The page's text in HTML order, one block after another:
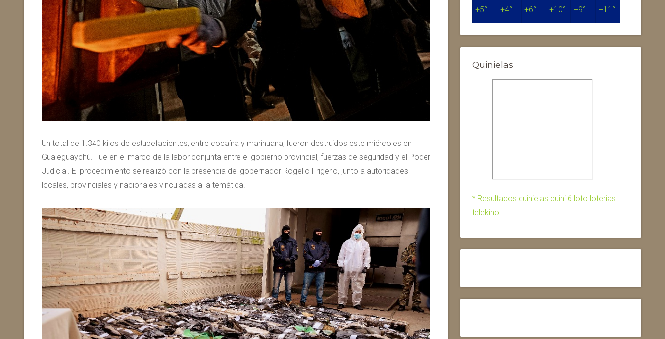
Un total de 1.340 kilos de estupefacientes, entre cocaína y marihuana, fueron destruidos este miércoles en
Gualeguaychú. Fue en el marco de la labor conjunta entre el gobierno provincial, fuerzas de seguridad y el Poder
Judicial. El procedimiento se realizó con la presencia del gobernador Rogelio Frigerio, junto a autoridades
locales, provinciales y nacionales vinculadas a la temática.
+5° +4° +6° +10° +9° +11°
Quinielas
* Resultados quinielas quini 6 loto loterias
telekino